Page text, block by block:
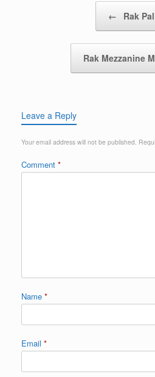
← Rak
Rak Mezzanine
Leave a Reply
Your email address will not be published.
Comment *
Name *
Email *